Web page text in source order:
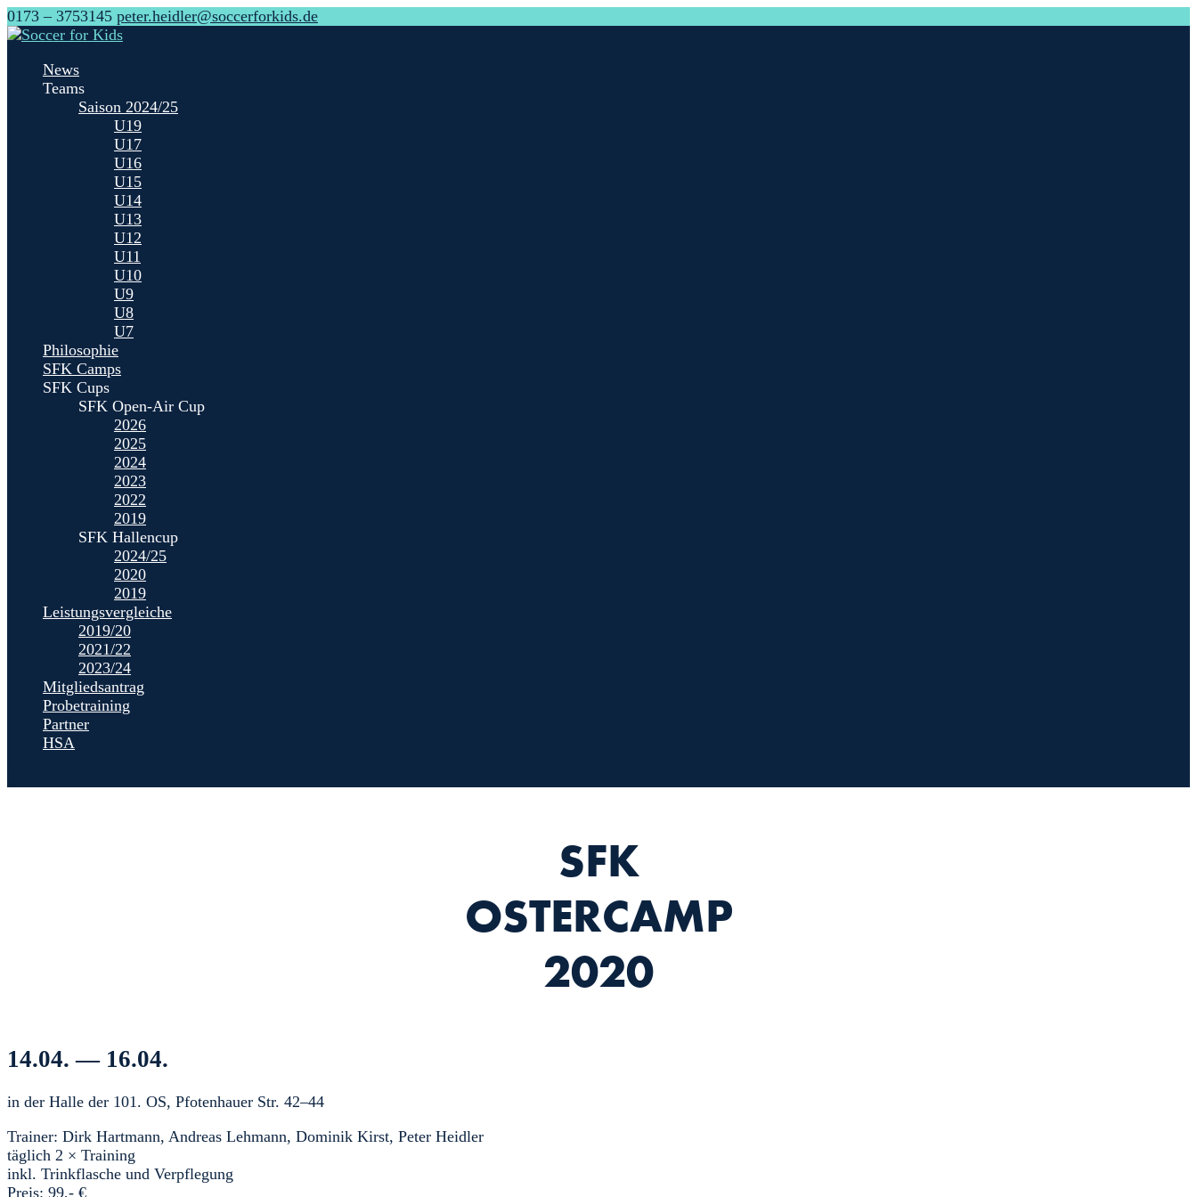
0173 – 3753145 peter.heidler@soccerforkids.de
News
Teams
Saison 2024/25
U19
U17
U16
U15
U14
U13
U12
U11
U10
U9
U8
U7
Philosophie
SFK Camps
SFK Cups
SFK Open-Air Cup
2026
2025
2024
2023
2022
2019
SFK Hallencup
2024/25
2020
2019
Leistungsvergleiche
2019/20
2021/22
2023/24
Mitgliedsantrag
Probetraining
Partner
HSA
SFK
OSTERCAMP
2020
14.04. — 16.04.
in der Halle der 101. OS, Pfotenhauer Str. 42–44
Trainer: Dirk Hartmann, Andreas Lehmann, Dominik Kirst, Peter Heidler
täglich 2 × Training
inkl. Trinkflasche und Verpflegung
Preis: 99,- €